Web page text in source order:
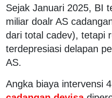
Sejak Januari 2025, BI
miliar doalr AS
dari total cadev), tetapi
terdepresiasi delapan
AS.
Angka biaya intervensi